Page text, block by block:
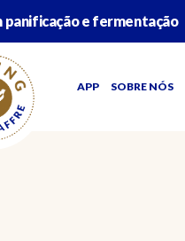
e fermentação
APP SOBRE NÓS